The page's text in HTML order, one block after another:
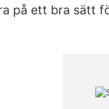
på ett bra sätt